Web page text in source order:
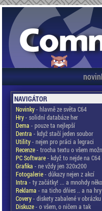
NAVIGÁTOR
Novinky- hlavně ze světa C64
Hry- solidní databáze her
Dema - pouze ta nejlepší
Dentra - když stačí jeden soubor
Utility- nejen pro práci a legraci
Recenze- trocha textu o všem
PC Software- když to nejde na C64
Grafika - ne vždy jen 320x200
Fotogalerie- důkazy nejen z akcí
Intra - ty začátky! ... a mnohdy
Reklama - na ticho dňies .. a na
Covery- diskety zabalené v obrázku
Diskuze- o všem, o ničem a tak